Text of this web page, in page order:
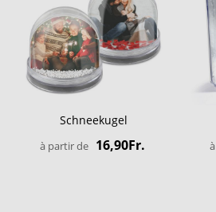
Schneekugel
à partir de 16,90Fr.